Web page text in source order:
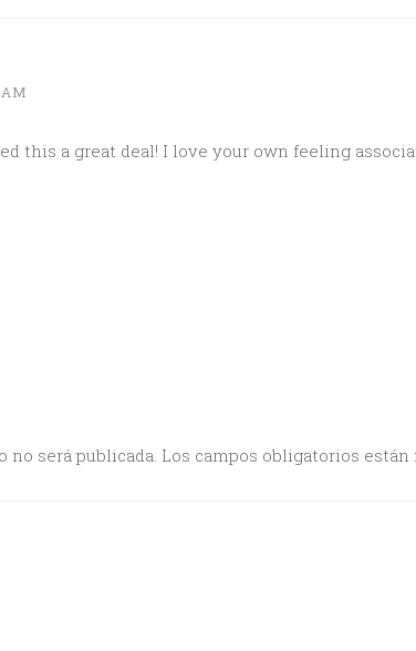
this a great deal! I love your own feeling
no será publicada. Los campos obligatorios están